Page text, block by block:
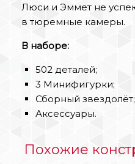
Люси и Эммет не
в тюремные камеры.
В наборе:
502 деталей;
3 Минифигурки;
Сборный звездолёт;
Аксессуары.
Похожие